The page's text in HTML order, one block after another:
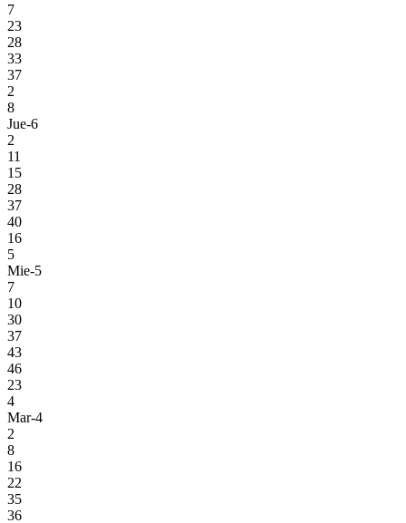
7
23
28
33
37
2
8
Jue-6
2
11
15
28
37
40
16
5
Mie-5
7
10
30
37
43
46
23
4
Mar-4
2
8
16
22
35
36